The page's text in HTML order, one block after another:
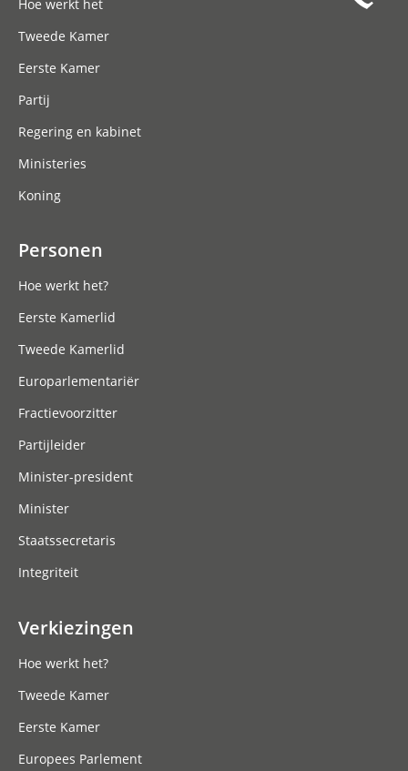
Hoe werkt het
Tweede Kamer
Eerste Kamer
Partij
Regering en kabinet
Ministeries
Koning
Personen
Hoe werkt het?
Eerste Kamerlid
Tweede Kamerlid
Europarlementariër
Fractievoorzitter
Partijleider
Minister-president
Minister
Staatssecretaris
Integriteit
Verkiezingen
Hoe werkt het?
Tweede Kamer
Eerste Kamer
Europees Parlement